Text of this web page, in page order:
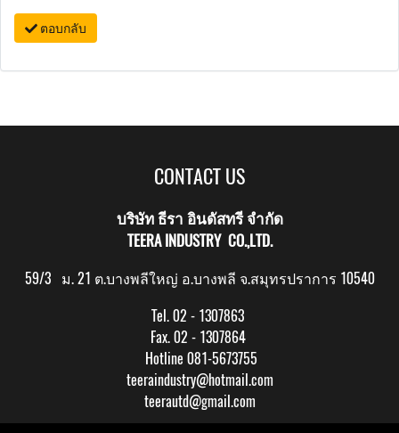
ตอบกลับ
CONTACT US
บริษัท ธีรา อินดัสทรี จำกัด
TEERA INDUSTRY CO.,LTD.
59/3 ม. 21 ต.บางพลีใหญ่ อ.บางพลี จ.สมุทรปราการ 10540
Tel. 02 - 1307863
Fax. 02 - 1307864
Hotline 081-5673755
teeraindustry@hotmail.com
teerautd@gmail.com